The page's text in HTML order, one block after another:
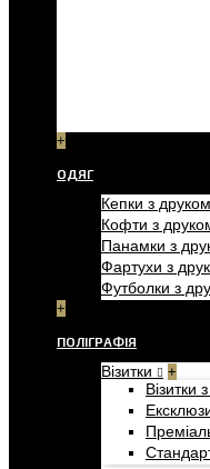
+
ОДЯГ
Кепки з друком
Кофти з
Панамки з
Фартухи з
Футболки з
+
ПОЛІГРАФІЯ
Візитки +
Візитки